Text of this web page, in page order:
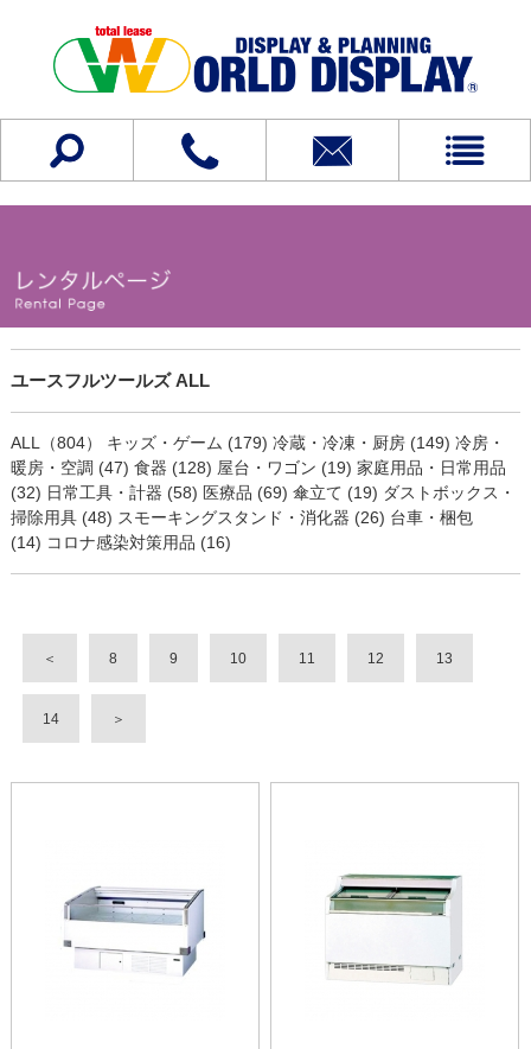
ユースフルツールズ ALL
ALL（804） キッズ・ゲーム (179) 冷蔵・冷凍・厨房 (149) 冷房・
暖房・空調 (47) 食器 (128) 屋台・ワゴン (19) 家庭用品・日常用品
(32) 日常工具・計器 (58) 医療品 (69) 傘立て (19) ダストボックス・
掃除用具 (48) スモーキングスタンド・消化器 (26) 台車・梱包
(14) コロナ感染対策用品 (16)
＜ 8 9 10 11 12 13
14 ＞